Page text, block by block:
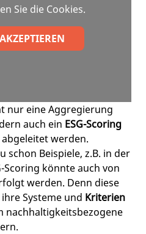
Sie die Cookies.
nur eine Aggregierung
auch ein ESG-Scoring
werden.
schon Beispiele, z.B. in der
Scoring könnte auch von
werden. Denn diese
Systeme und Kriterien
nachhaltigkeitsbezogene